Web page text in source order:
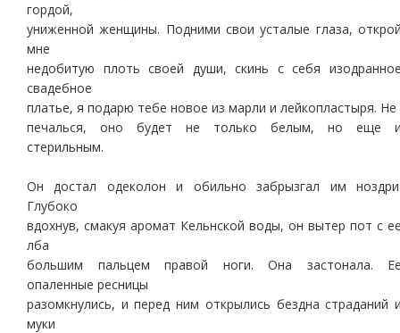
гордой,
униженной женщины. Подними свои усталые глаза,
мне
недобитую плоть своей души, скинь с себя
свадебное
платье, я подарю тебе новое из марли и лейкопластыря. Не
печалься, оно будет не только белым, но еще
стерильным.
Он достал одеколон и обильно забрызгал им
Глубоко
вдохнув, смакуя аромат Кельнской воды, он вытер пот с
лба
большим пальцем правой ноги. Она застонала.
опаленные ресницы
разомкнулись, и перед ним открылись бездна страданий
муки